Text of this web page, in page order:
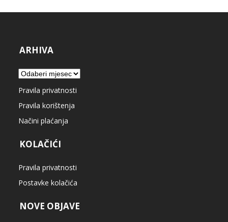
ARHIVA
Arhiva
Pravila privatnosti
Pravila korištenja
Načini plaćanja
KOLAČIĆI
Pravila privatnosti
Postavke kolačića
NOVE OBJAVE